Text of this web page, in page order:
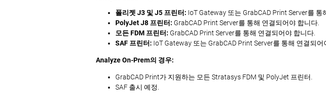
폴리젯 J3 및 J5 프린터: IoT Gateway 또는 GrabCAD Print Server를 통
PolyJet J8 프린터: GrabCAD Print Server를 통해 연결되어야 합니다.
모든 FDM 프린터: GrabCAD Print Server를 통해 연결되어야 합니다.
SAF 프린터: IoT Gateway 또는 GrabCAD Print Server를 통해 연결되어
Analyze On-Prem의 경우:
GrabCAD Print가 지원하는 모든 Stratasys FDM 및 PolyJet 프린터.
SAF 출시 예정.